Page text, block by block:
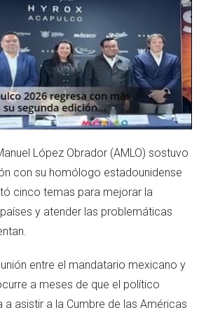
López Obrador (AMLO) sostuvo
con su homólogo estadounidense
cinco temas para mejorar la
y atender las problemáticas
entre el mandatario mexicano y
a meses de que el político
asistir a la Cumbre de las Américas